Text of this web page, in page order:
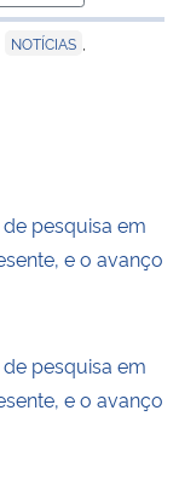
para área de
NOTÍCIAS
pesquisa em
e o avanço
pesquisa em
e o avanço